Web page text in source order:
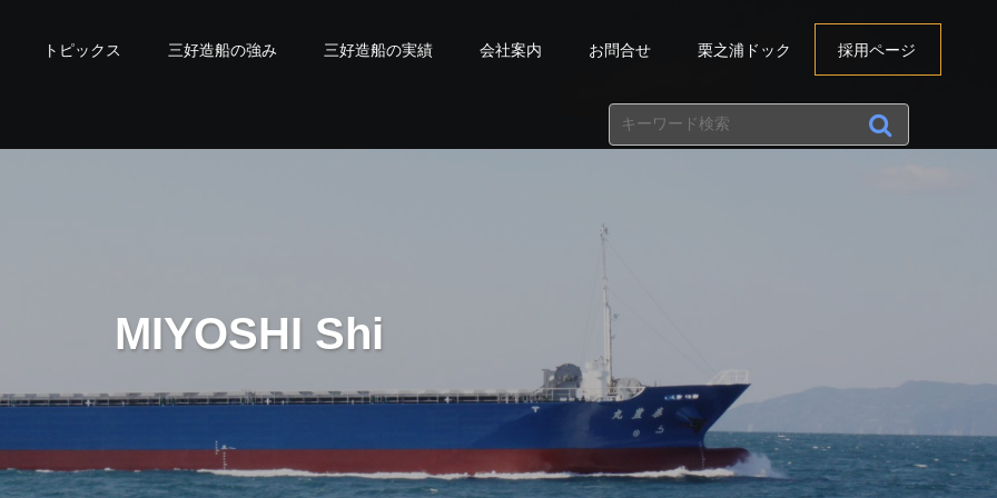
トピックス 三好造船の強み 三好造船の実績 会社案内 お問合せ 栗之浦ドック 採用ページ
IYOSHI Shipb